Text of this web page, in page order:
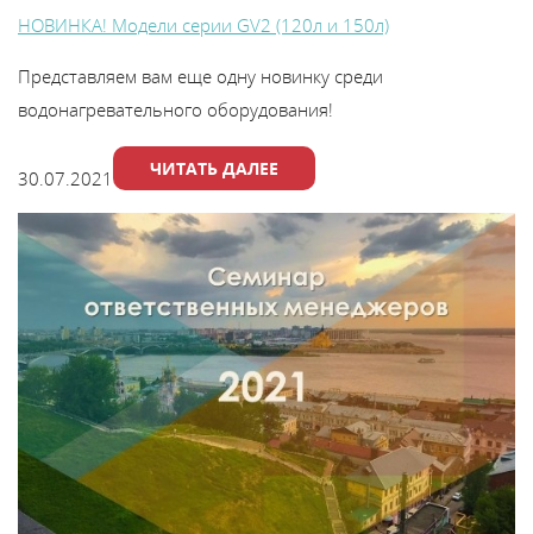
НОВИНКА! Модели серии GV2 (120л и 150л)
Представляем вам еще одну новинку среди
водонагревательного оборудования!
30.07.2021 ЧИТАТЬ ДАЛЕЕ